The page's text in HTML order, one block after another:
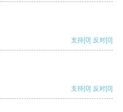
支持[0] 反对[0]
支持[0] 反对[0]